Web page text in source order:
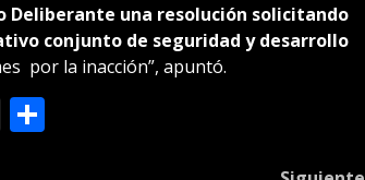
Deliberante una resolución solicitando
conjunto de seguridad y desarrollo
por la inacción”, apuntó.
X Compartir